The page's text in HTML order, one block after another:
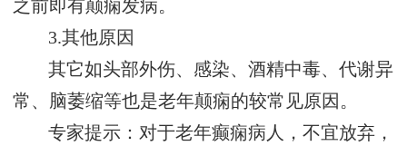
之前即有颠痫发病。
3.其他原因
其它如头部外伤、感染、酒精中毒、代谢异
常、脑萎缩等也是老年颠痫的较常见原因。
专家提示：对于老年癫痫病人，不宜放弃，